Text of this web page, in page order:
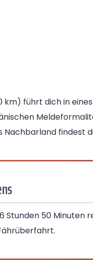
führt dich in
findest
Stunden 50